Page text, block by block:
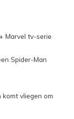
Marvel tv-serie
Spider-Man
vliegen om